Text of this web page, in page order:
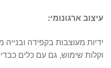
עיצוב ארגונומי:
ידיות מעוצבות בקפידה
וקלות שימוש, גם עם כלים